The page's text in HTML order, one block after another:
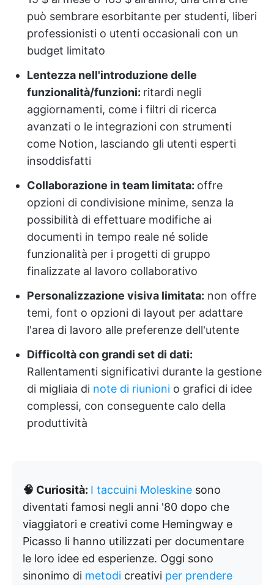
può sembrare esorbitante per studenti, liberi
professionisti o utenti occasionali con un
budget limitato
Lentezza nell'introduzione delle
funzionalità/funzioni: ritardi negli
aggiornamenti, come i filtri di ricerca
avanzati o le integrazioni con strumenti
come Notion, lasciando gli utenti esperti
insoddisfatti
Collaborazione in team limitata: offre
opzioni di condivisione minime, senza la
possibilità di effettuare modifiche ai
documenti in tempo reale né solide
funzionalità per i progetti di gruppo
finalizzate al lavoro collaborativo
Personalizzazione visiva limitata: non offre
temi, font o opzioni di layout per adattare
l'area di lavoro alle preferenze dell'utente
Difficoltà con grandi set di dati:
Rallentamenti significativi durante la gestione
di migliaia di note di riunioni o grafici di idee
complessi, con conseguente calo della
produttività
🧠 Curiosità: I taccuini Moleskine sono
diventati famosi negli anni '80 dopo che
viaggiatori e creativi come Hemingway e
Picasso li hanno utilizzati per documentare
le loro idee ed esperienze. Oggi sono
sinonimo di metodi creativi per prendere